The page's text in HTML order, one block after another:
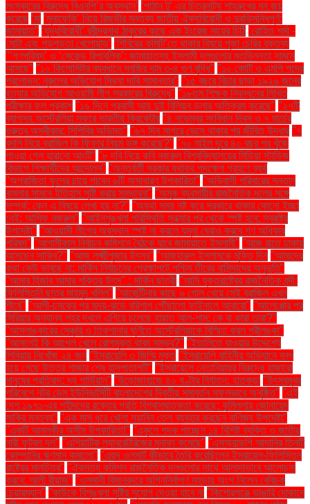
সংস্কারের বিরুদ্ধে বিএনপি’র অবস্থান’ ‘পাঠান টু’ এর চিত্রনাট্য শাহরুখের মন জয়
করেছে ‘মা ‘মুনাফেকি’ নিয়ে রিজভীর মন্তব্য জাতীয় ঐক্যবিরোধী ও দুরভিসন্ধিপূর্ণ:
জামায়াত" ‘যুদ্ধবিরোধী’ রবীন্দ্রনাথ ঠাকুরের কাছে এক ইংরেজ মায়ের চিঠি ‘রোহিত শর্মা -
মোটা এবং গড়পড়তা খেলোয়াড়’ ‘শিবিরের কমিটি’তে থাকার বিষয়ে পূজা চেরির বক্তব্য
"‘গণপরিষদ’ ও ‘সেকেন্ড রিপাবলিক’: জামায়াতসহ ইসলামী দলগুলোর মতভিন্নতা সামনে
আসছে" "১০ কিলোমিটার ব্যবধানে সবজির দাম ৩-৪ গুণ বৃদ্ধি" "১০ কোটি ও এমপি পদের
প্রলোভন: নুরুলের অভিযোগ মিথ্যা দাবি সামান্তার" "১৫ বছরে বিচার ছাড়া ১৯২৬ জনের
হত্যার অভিযোগ আওয়ামী লীগ সরকারের বিরুদ্ধে" "১৮তম শিক্ষক নিবন্ধনের লিখিত
পরীক্ষার ফল প্রকাশ "১৯ দিনে প্রবাসী আয় দুই বিলিয়ন ডলার অতিক্রম করেছে" "২৭টি
ব্যাগসহ অস্ট্রেলিয়া সফরে ভারতীয় ক্রিকেটার "৪ নভেম্বর সংবিধান দিবস ও ৭ মার্চের
গুরুত্ব অস্বীকার: সিপিবির অভিমত" "৬৭ দিন সাগরে ভেসে থাকার পর জীবিত উদ্ধার "৭
বদলি নিয়ে ব্রাজিল কি ফিফার নিয়ম ভঙ্গ করেছে?" "৭০ মাইল দূরে ৪০ বছর পর খুঁজে
পাওয়া গেল হারানো আংটি" "৮ দবি নিয়ে কবি নজরুল বিশ্ববিদ্যালয়ের মিডিয়া স্টাডিজ
বিভাগে শিক্ষার্থীদের আন্দোলন" "অন্তর্বর্তী সরকার যথাযথ পদক্ষেপ গ্রহণে ব্যর্থ
"অপরাজিতা ফুলের চায়ে পাবেন ৬টি অসাধারণ উপকারিতা" "অভিবাসী পরিবারের সন্তান
কমলার সামনে ইতিহাস সৃষ্টি করার সম্ভাবনা" "অমুক ব্যবসায়ীর রাজনৈতিক দলের সঙ্গে
সম্পর্ক: কেন এ বিষয়ে লেখা হয় না?" "অযথা সময় নষ্ট করে সরকারে থাকার কোনো ইচ্ছা
নেই: আসিফ নজরুল" "আইনশৃঙ্খলা পরিস্থিতি সন্ধ্যার পর থেকে স্পষ্ট হবে: স্বরাষ্ট্র
উপদেষ্টা" "আওয়ামী লীগের অবস্থান স্পষ্ট না করলে যমুনা ঘেরাও করবে গণ অধিকার
পরিষদ" "আগামীকাল নির্বাচন কমিশনে বৈঠকে যাবে জামায়াতে ইসলামী" "আজ রাতে ঢাকায়
আসছেন সাকিব?" "আজ লক্ষ্মীপূজার উৎসব" "আজহারুল ইসলামকে মুক্তি দিন "আমাদের
কথা কেউ ভাবছে না: মার্কিন নির্বাচনের প্রেক্ষাপটে পশ্চিম তীরের বাসিন্দাদের অনুভূতি"
"আমার হিজাব আমার শক্তির উৎস" : মার্কিন ছাত্রী "আমি যুক্তরাষ্ট্রের রাজনৈতিক বন্দী:
ফিলিস্তিনি ছাত্র মাহমুদ খলিল" "আর্জেন্টিনার কাছে ৬ গোল খেয়ে সেই ব্রাজিল এখন
শীর্ষে" "আলী-চমকের পর হৃদয়-ঝড়ে বরিশাল পৌঁছালো ফাইনালে আবারো" "আলেপ্পোর পর
সিরিয়ার অন্যান্য শহর দখলে এগিয়ে চলেছে হায়াত আল-শাম: কে বা কারা তারা?"
"আসলাঙ্কারের সেঞ্চুরি ও তিকশানার ঘূর্ণিতে অস্ট্রেলিয়াকে বিস্মিত করল শ্রীলঙ্কা"
"আসলেই কি আপেল খেলে রোগমুক্ত থাকা সম্ভব?" "ইতালিতে যাওয়ার উদ্দেশ্যে
লিবিয়ায় নিখোঁজ ২৪ জন "ইসরায়েলি ৩ জিম্মি মুক্ত "ইসরায়েলি বাহিনীর অভিযানে বন্ধ
হয়ে গেছে উত্তর গাজার শেষ হাসপাতালটি" "ইসরায়েলে নেতানিয়াহুর বিরুদ্ধে হাজারো
মানুষের প্রতিবাদ: দ্য গার্ডিয়ান" "উড়োজাহাজে ৪০ ঘণ্টার নির্যাতন: হাতকড়া "উৎসবমুখর
পরিবেশে নটর ডেম ইউনিভার্সিটি বাংলাদেশের দ্বিতীয় সমাবর্তন সফলভাবে অনুষ্ঠিত" "এই
দেশ ১৯৭১-এর শহীদদের রক্তের প্রতি বিশ্বাসঘাতকতা করেছে: কুমিল্লায় জোনায়েদ
সাকির মন্তব্য" "এক মাস ধরে খোলা সয়াবিন তেল ব্যবহার করছেন বাণিজ্য উপদেষ্টা"
"একটি আমলকীর অসীম উপকারিতা!" "একুশে পদক পাচ্ছেন ১৪ বিশিষ্ট ব্যক্তি ও জাতীয়
নারী ফুটবল দল" "এশিয়াটিক ল্যাবরেটরিজের মুনাফা কমেছে" "এসঅ্যান্ডপি আদানির তিনটি
কোম্পানির ঋণমান কমালো" "এহুদ ওলমার্ট কীভাবে তৈরি করেছিলেন ইসরায়েল-ফিলিস্তিন
রাষ্ট্রের মানচিত্র" "ঐকমত্য কমিশন রাজনৈতিক দলগুলোর সাথে আলাদাভাবে আলোচনা
করবে: আলী রীয়াজ" "ওসমানী বিমানবন্দরে অগ্নিনির্বাপণ মহড়ায় অংশ নিলেন বেবিচক
চেয়ারম্যান" "কাউকে বিশৃঙ্খলা সৃষ্টির সুযোগ দেওয়া যাবে না "কিশোরগঞ্জে ভাঙারি দোকানে